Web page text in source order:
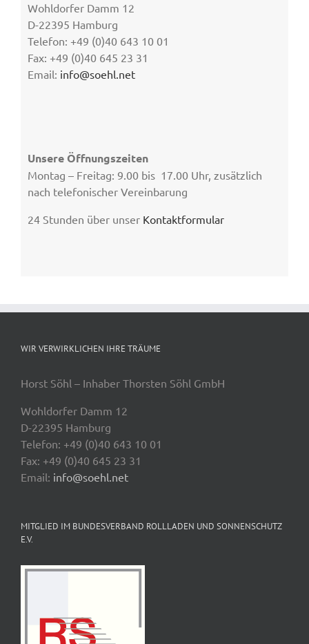
Wohldorfer Damm 12
D-22395 Hamburg
Telefon: +49 (0)40 643 10 01
Fax: +49 (0)40 645 23 31
Email: info@soehl.net
Unsere Öffnungszeiten
Montag – Freitag: 9.00 bis 17.00 Uhr, zusätzlich
nach telefonischer Vereinbarung
24 Stunden über unser Kontaktformular
WIR VERWIRKLICHEN IHRE TRÄUME
Horst Söhl – Inhaber Thorsten Söhl GmbH
Wohldorfer Damm 12
D-22395 Hamburg
Telefon: +49 (0)40 643 10 01
Fax: +49 (0)40 645 23 31
Email: info@soehl.net
MITGLIED IM BUNDESVERBAND ROLLLADEN UND SONNENSCHUTZ
E.V.